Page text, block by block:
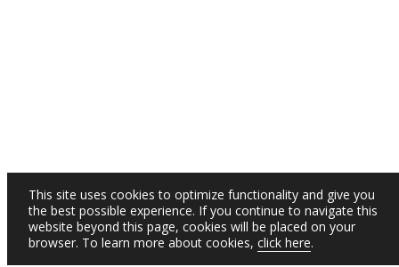
This site uses cookies to optimize functionality and give you
the best possible experience. If you continue to navigate this
website beyond this page, cookies will be placed on your
browser. To learn more about cookies, click here.